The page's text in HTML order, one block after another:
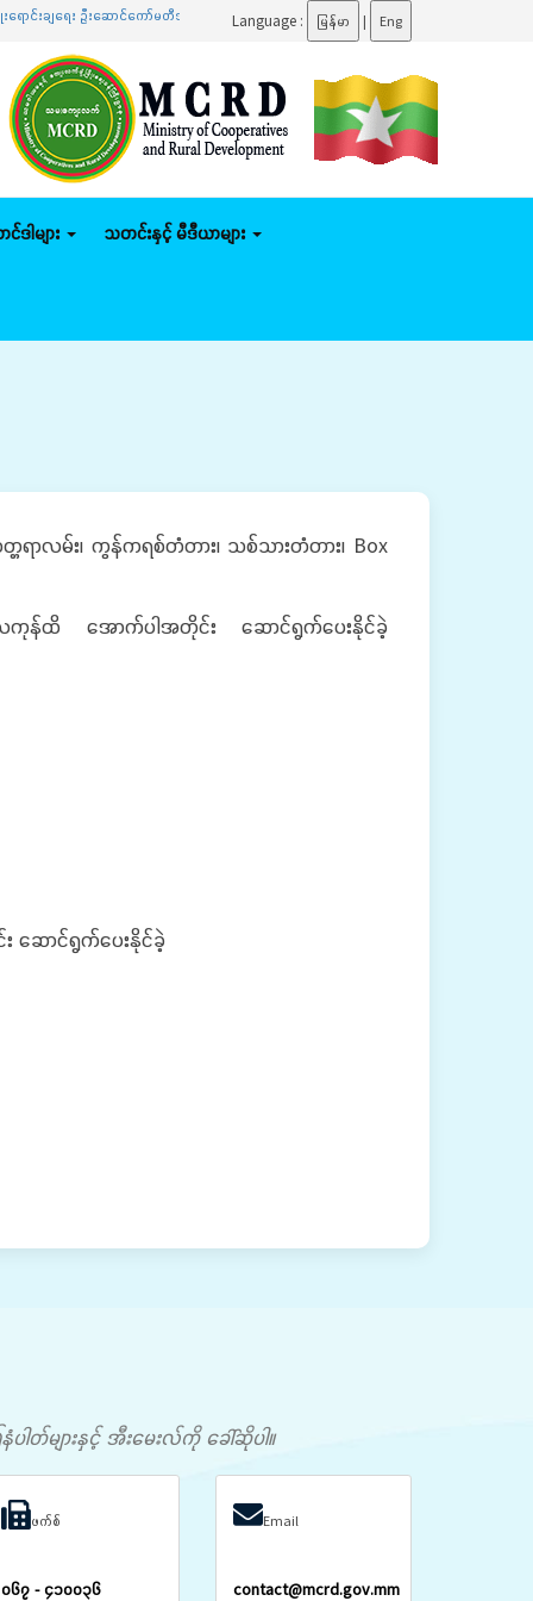
းချရေး ဦးဆောင်ကော်မတီအစည်းအဝေးသို့ တက်ရောက်.......ပြည်ထောင်စုဝန်ကြီး ဦးမျိုးဇော်သိ
Language : မြန်မာ | Eng
ါများ သတင်းနှင့် မီဒီယာများ
ရာလမ်း၊ ကွန်ကရစ်တံတား၊ သစ်သားတံတား၊ Box
အောက်ပါအတိုင်း ဆောင်ရွက်ပေးနိုင်ခဲ့
ောင်ရွက်ပေးနိုင်ခဲ့
တ်များနှင့် အီးမေးလ်ကို ခေါ်ဆိုပါ။
ဖက်စ်
၀၆၇ - ၄၁၀၀၃၆
Email
contact@mcrd.gov.mm